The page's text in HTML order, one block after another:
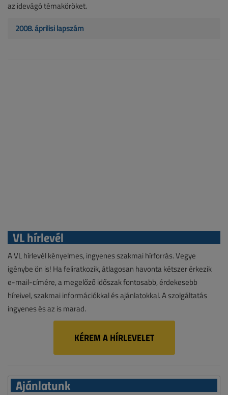
az idevágó témaköröket.
2008. áprilisi lapszám
VL hírlevél
A VL hírlevél kényelmes, ingyenes szakmai hírforrás. Vegye
igénybe ön is! Ha feliratkozik, átlagosan havonta kétszer érkezik
e-mail-címére, a megelőző időszak fontosabb, érdekesebb
híreivel, szakmai információkkal és ajánlatokkal. A szolgáltatás
ingyenes és az is marad.
KÉREM A HÍRLEVELET
Ajánlatunk